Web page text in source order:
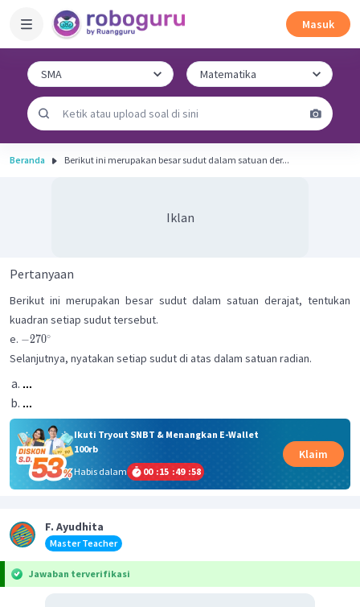
Masuk
Beranda Berikut ini merupakan besar sudut dalam satuan der...
Iklan
Pertanyaan
Berikut ini merupakan besar sudut dalam satuan derajat, tentukan
kuadran setiap sudut tersebut.
e. −270∘
Selanjutnya, nyatakan setiap sudut di atas dalam satuan radian.
Ikuti Tryout SNBT & Menangkan E-Wallet
100rb
Habis dalam
00 :15 :49 :57
Klaim
F. Ayudhita
Master Teacher
Jawaban terverifikasi